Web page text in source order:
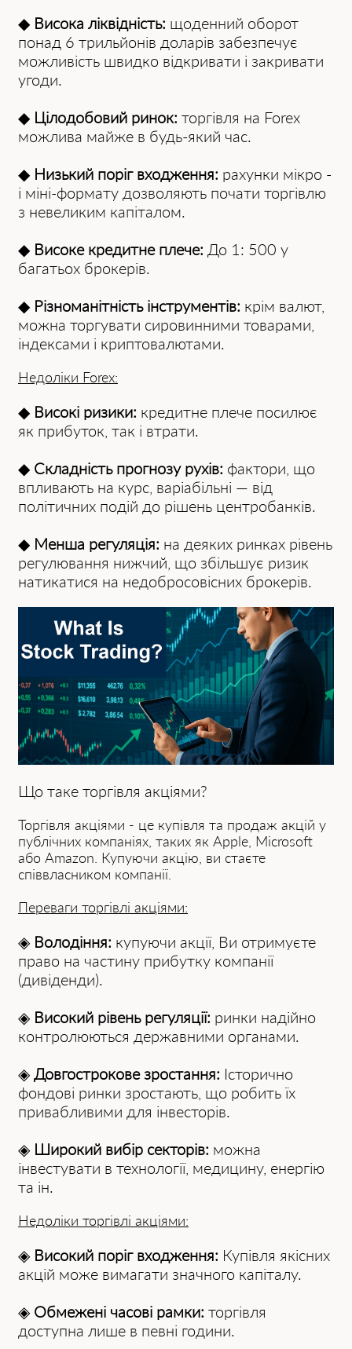
◆ Висока ліквідність: щоденний оборот
понад 6 трильйонів доларів забезпечує
можливість швидко відкривати і закривати
угоди.
◆ Цілодобовий ринок: торгівля на Forex
можлива майже в будь-який час.
◆ Низький поріг входження: рахунки мікро -
і міні-формату дозволяють почати торгівлю
з невеликим капіталом.
◆ Високе кредитне плече: До 1: 500 у
багатьох брокерів.
◆ Різноманітність інструментів: крім валют,
можна торгувати сировинними товарами,
індексами і криптовалютами.
Недоліки Forex:
◆ Високі ризики: кредитне плече посилює
як прибуток, так і втрати.
◆ Складність прогнозу рухів: фактори, що
впливають на курс, варіабільні — від
політичних подій до рішень центробанків.
◆ Менша регуляція: на деяких ринках рівень
регулювання нижчий, що збільшує ризик
натикатися на недобросовісних брокерів.
Що таке торгівля акціями?
Торгівля акціями - це купівля та продаж акцій у
публічних компаніях, таких як Apple, Microsoft
або Amazon. Купуючи акцію, ви стаєте
співвласником компанії.
Переваги торгівлі акціями:
◈ Володіння: купуючи акції, Ви отримуєте
право на частину прибутку компанії
(дивіденди).
◈ Високий рівень регуляції: ринки надійно
контролюються державними органами.
◈Довгострокове зростання: Історично
фондові ринки зростають, що робить їх
привабливими для інвесторів.
◈ Широкий вибір секторів: можна
інвестувати в технології, медицину, енергію
та ін.
Недоліки торгівлі акціями:
◈ Високий поріг входження: Купівля якісних
акцій може вимагати значного капіталу.
◈ Обмежені часові рамки: торгівля
доступна лише в певні години.